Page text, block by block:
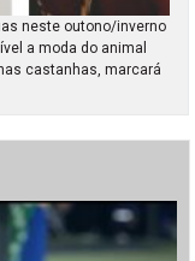
neste outono/inverno
a moda do animal
castanhas, marcará